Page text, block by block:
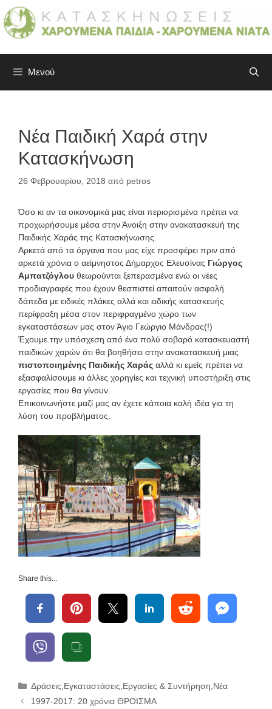
Μετάβαση
σε
περιεχόμενο
Μενού
Νέα Παιδική Χαρά στην
Κατασκήνωση
26 Φεβρουαρίου, 2018 από petros
Όσο κι αν τα οικονομικά μας είναι περιορισμένα πρέπει να
προχωρήσουμε μέσα στην Άνοιξη στην ανακατασκευή της
Παιδικής Χαράς της Κατασκήνωσης.
Αρκετά από τα όργανα που μας είχε προσφέρει πριν από
αρκετά χρόνια ο αείμνηστος Δήμαρχος Ελευσίνας Γιώργος
Αμπατζόγλου θεωρούνται ξεπερασμένα ενώ οι νέες
προδιαγραφές που έχουν θεσπιστεί απαιτούν ασφαλή
δάπεδα με ειδικές πλάκες αλλά και ειδικής κατασκευής
περίφραξη μέσα στον περιφραγμένο χώρο των
εγκαταστάσεων μας στον Άγιο Γεώργιο Μάνδρας(!)
Έχουμε την υπόσχεση από ένα πολύ σοβαρό κατασκευαστή
παιδικών χαρών ότι θα βοηθήσει στην ανακατασκευή μιας
πιστοποιημένης Παιδικής Χαράς αλλά κι εμείς πρέπει να
εξασφαλίσουμε κι άλλες χορηγίες και τεχνική υποστήριξη στις
εργασίες που θα γίνουν.
Επικοινωνήστε μαζί μας αν έχετε κάποια καλή ιδέα για τη
λύση του προβλήματος.
Share this...
Κατηγορίες
Δράσεις Εγκαταστάσεις Εργασίες & Συντήρηση Νέα
1997-2017: 20 χρόνια ΘΡΟΙΣΜΑ